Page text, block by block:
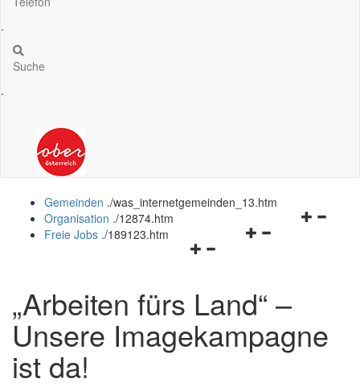
.
Suche
.
Gemeinden ./was_internetgemeinden_13.htm
Navigationsmenü
Organisation ./12874.htm
Navigationsmenü
schließen
Freie Jobs ./189123.htm
„Arbeiten fürs Land“ –
Unsere Imagekampagne
ist da!